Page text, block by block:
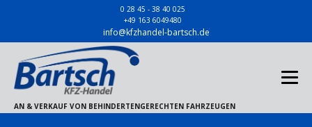
0 28 45 - 38 40 025
+49 163 6049480
info@kfzhandel-bartsch.de
AN & VERKAUF VON BEHINDERTENGERECHTEN FAHRZEUGEN